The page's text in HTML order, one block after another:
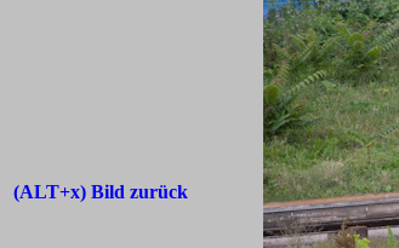
(ALT+x) Bild zurück